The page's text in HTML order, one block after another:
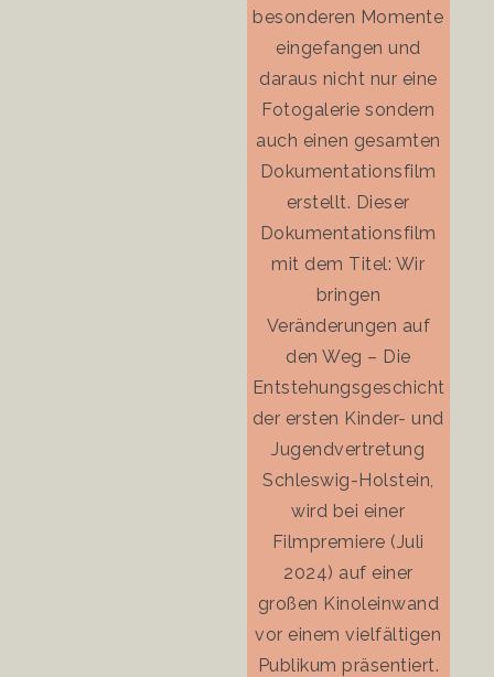
besonderen Momente
eingefangen und
daraus nicht nur eine
Fotogalerie sondern
auch einen gesamten
Dokumentationsfilm
erstellt. Dieser
Dokumentationsfilm
mit dem Titel: Wir
bringen
Veränderungen auf
den Weg – Die
Entstehungsgeschichte
der ersten Kinder- und
Jugendvertretung
Schleswig-Holstein,
wird bei einer
Filmpremiere (Juli
2024) auf einer
großen Kinoleinwand
vor einem vielfältigen
Publikum präsentiert.